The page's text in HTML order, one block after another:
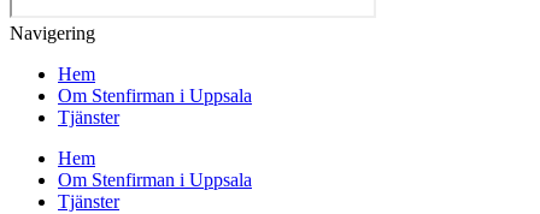
Navigering
Hem
Om Stenfirman i Uppsala
Tjänster
Hem
Om Stenfirman i Uppsala
Tjänster